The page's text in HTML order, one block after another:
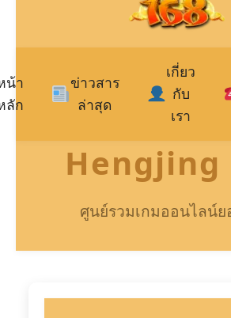
น้า
ลัก
ข่าวสาร
ล่าสุด
เกี่ยว
กับ
เรา
Hengjing
ศูนย์รวมเกมออนไลน์